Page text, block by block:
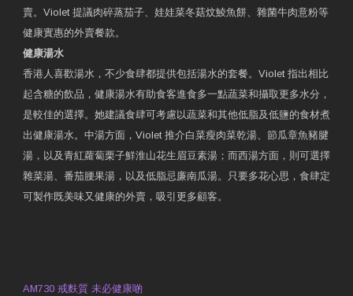
賣。Violet 提議肉碎蒸茄子、娃娃菜冬菇炆鯪魚餅、雜菌牛肉意粉等
健康實惠的外賣餐款。
健康湯水
香港人喜歡湯水，不少食肆都提供包括湯水的套餐。Violet 指出相比
起含糖的飲品，健康湯水有助食客進食多一點蔬菜和攝取更多水分，
是較佳的選擇。她建議食肆可考慮以蔬菜和其他低脂及低鹽的食材煮
出健康湯水。中湯方面，Violet 推介白菜瘦肉菜乾湯、節瓜章魚豬腱
湯，以及青紅蘿蔔栗子鮮淮山花生眉豆素湯；而西湯方面，則可選擇
雜菜湯、番茄腰果湯，以及低脂忌廉南瓜湯。只要多花心思，食肆定
可製作既美味又健康的外賣，吸引更多顧客。
AM730 戒麩質 未必健康啲